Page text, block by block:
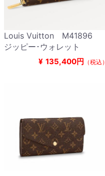
Louis Vuitton M41896
ジッピー･ウォレット
¥ 135,400円 （税込）